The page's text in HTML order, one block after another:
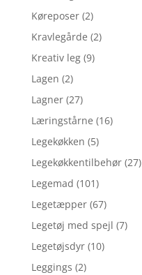
Køreposer (2)
Kravlegårde (2)
Kreativ leg (9)
Lagen (2)
Lagner (27)
Læringstårne (16)
Legekøkken (5)
Legekøkkentilbehør (27)
Legemad (101)
Legetæpper (67)
Legetøj med spejl (7)
Legetøjsdyr (10)
Leggings (2)